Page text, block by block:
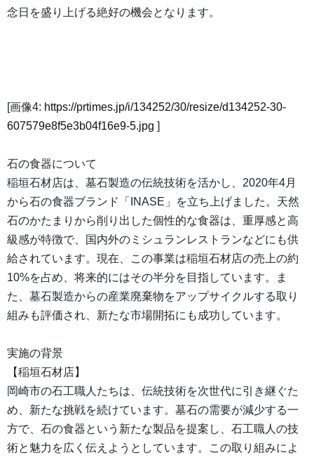
念日を盛り上げる絶好の機会となります。
[画像4: https://prtimes.jp/i/134252/30/resize/d134252-30-
607579e8f5e3b04f16e9-5.jpg ]
石の食器について
稲垣石材店は、墓石製造の伝統技術を活かし、2020年4月
から石の食器ブランド「INASE」を立ち上げました。天然
石のかたまりから削り出した個性的な食器は、重厚感と高
級感が特徴で、国内外のミシュランレストランなどにも供
給されています。現在、この事業は稲垣石材店の売上の約
10%を占め、将来的にはその半分を目指しています。ま
た、墓石製造からの産業廃棄物をアップサイクルする取り
組みも評価され、新たな市場開拓にも成功しています。
実施の背景
【稲垣石材店】
岡崎市の石工職人たちは、伝統技術を次世代に引き継ぐた
め、新たな挑戦を続けています。墓石の需要が減少する一
方で、石の食器という新たな製品を提案し、石工職人の技
術と魅力を広く伝えようとしています。この取り組みによ